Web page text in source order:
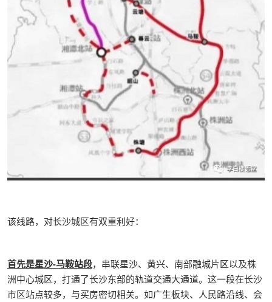
该线路，对长沙城区有双重利好：
首先是星沙-马鞍站段，串联星沙、黄兴、南部融城片区以及株
洲中心城区，打通了长沙东部的轨道交通大通道。这一段在长沙
市区站点较多，与买房密切相关。如广生板块、人民路沿线、会